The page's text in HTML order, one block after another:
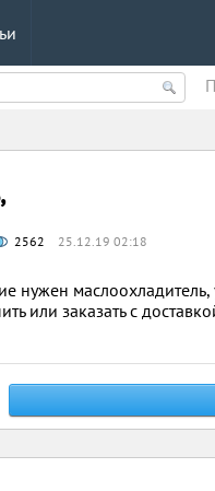
2562 25.12.19 02:18
нужен
или заказать с